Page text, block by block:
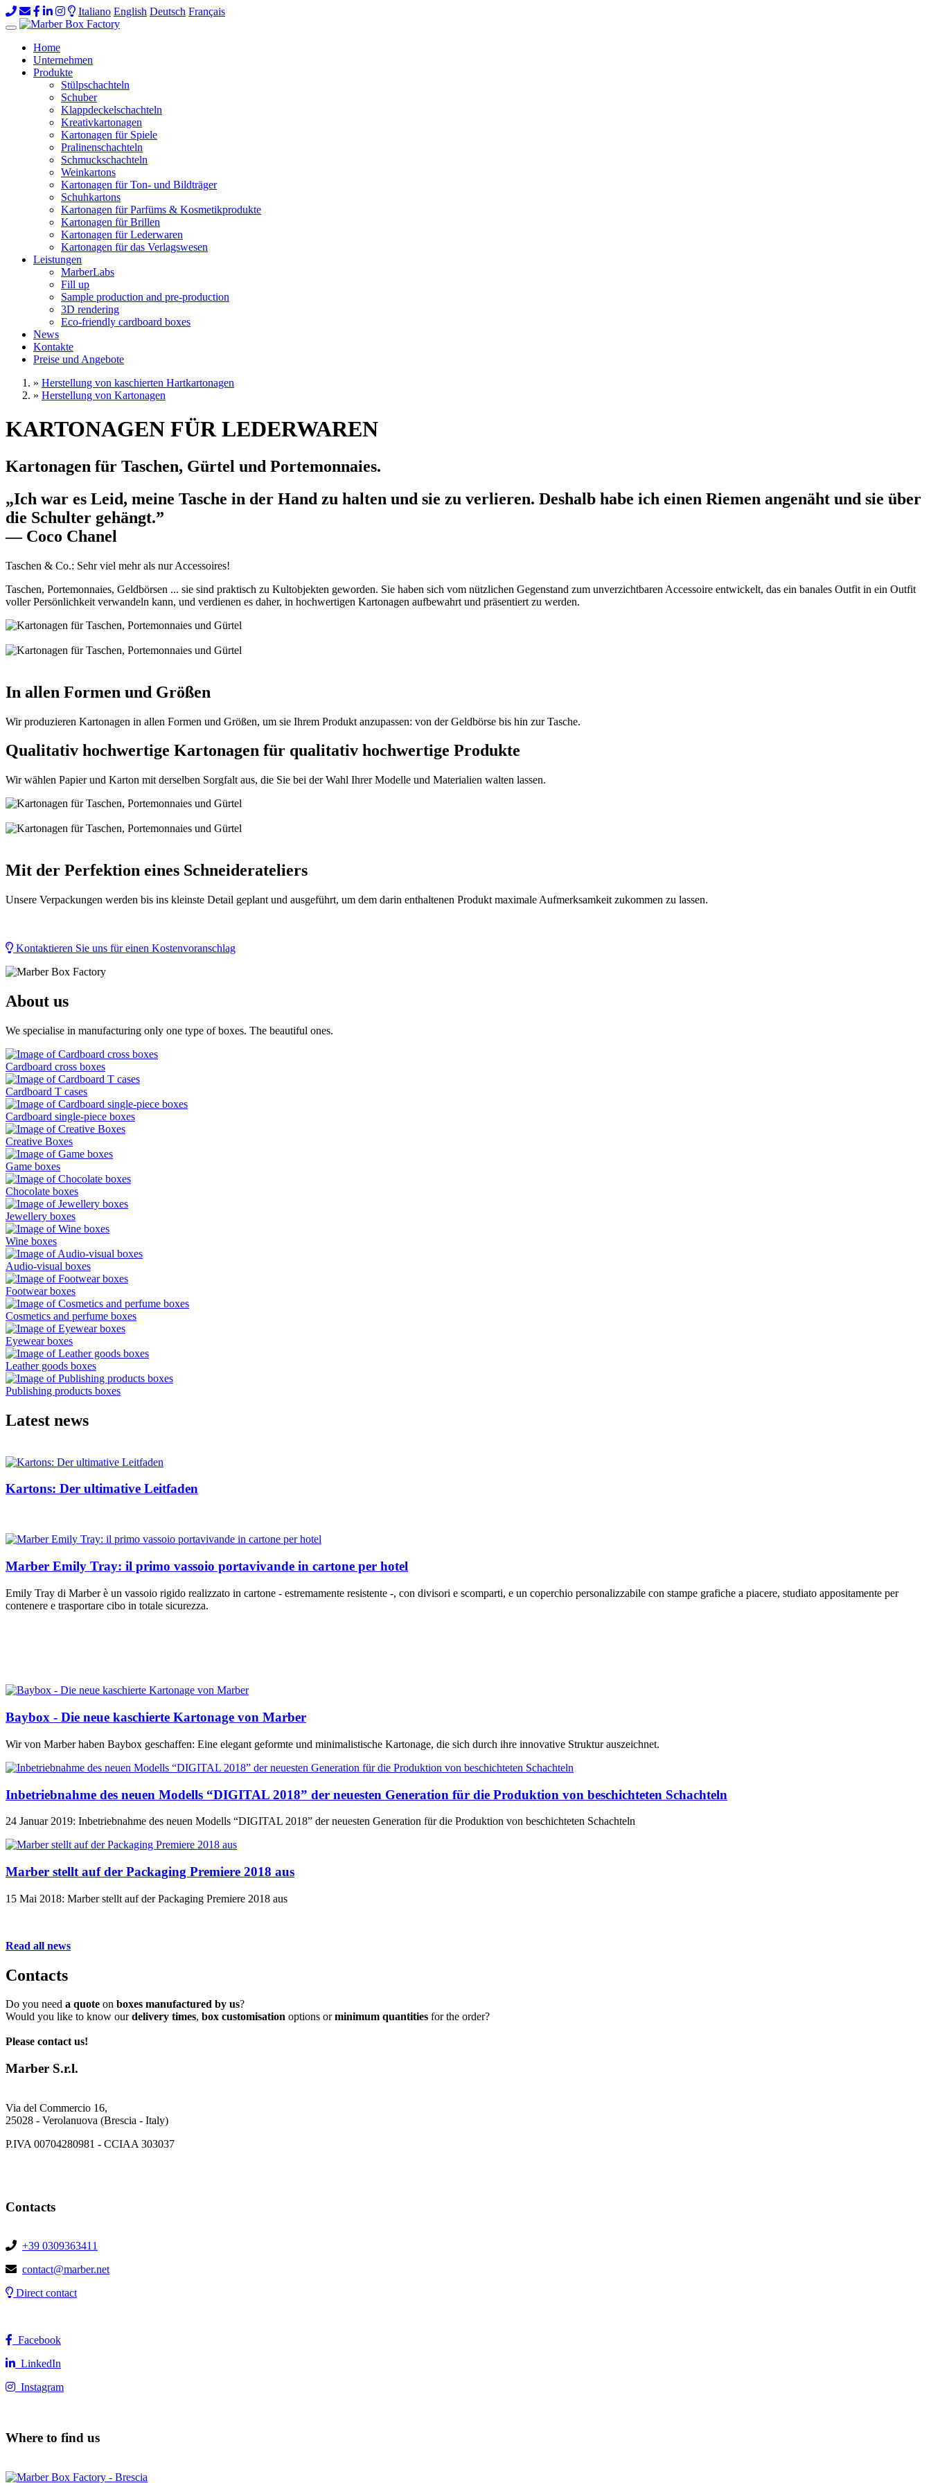
Italiano English Deutsch Français
Toggle
navigationHome
Unternehmen
Produkte
Stülpschachteln
Schuber
Klappdeckelschachteln
Kreativkartonagen
Kartonagen für Spiele
Pralinenschachteln
Schmuckschachteln
Weinkartons
Kartonagen für Ton- und Bildträger
Schuhkartons
Kartonagen für Parfüms & Kosmetikprodukte
Kartonagen für Brillen
Kartonagen für Lederwaren
Kartonagen für das Verlagswesen
Leistungen
MarberLabs
Fill up
Sample production and pre-production
3D rendering
Eco-friendly cardboard boxes
News
Kontakte
Preise und Angebote
» Herstellung von kaschierten Hartkartonagen
» Herstellung von Kartonagen
KARTONAGEN FÜR LEDERWAREN
Kartonagen für Taschen, Gürtel und Portemonnaies.
„Ich war es Leid, meine Tasche in der Hand zu halten und sie zu verlieren. Deshalb habe ich einen Riemen angenäht und sie über
die Schulter gehängt.”
— Coco Chanel
Taschen & Co.: Sehr viel mehr als nur Accessoires!
Taschen, Portemonnaies, Geldbörsen ... sie sind praktisch zu Kultobjekten geworden. Sie haben sich vom nützlichen Gegenstand zum unverzichtbaren Accessoire entwickelt, das ein banales Outfit in ein Outfit
voller Persönlichkeit verwandeln kann, und verdienen es daher, in hochwertigen Kartonagen aufbewahrt und präsentiert zu werden.
In allen Formen und Größen
Wir produzieren Kartonagen in allen Formen und Größen, um sie Ihrem Produkt anzupassen: von der Geldbörse bis hin zur Tasche.
Qualitativ hochwertige Kartonagen für qualitativ hochwertige Produkte
Wir wählen Papier und Karton mit derselben Sorgfalt aus, die Sie bei der Wahl Ihrer Modelle und Materialien walten lassen.
Mit der Perfektion eines Schneiderateliers
Unsere Verpackungen werden bis ins kleinste Detail geplant und ausgeführt, um dem darin enthaltenen Produkt maximale Aufmerksamkeit zukommen zu lassen.
Kontaktieren Sie uns für einen Kostenvoranschlag
About us
We specialise in manufacturing only one type of boxes. The beautiful ones.
Cardboard cross boxes
Cardboard T cases
Cardboard single-piece boxes
Creative Boxes
Game boxes
Chocolate boxes
Jewellery boxes
Wine boxes
Audio-visual boxes
Footwear boxes
Cosmetics and perfume boxes
Eyewear boxes
Leather goods boxes
Publishing products boxes
Latest news
Kartons: Der ultimative Leitfaden
Marber Emily Tray: il primo vassoio portavivande in cartone per hotel
Emily Tray di Marber è un vassoio rigido realizzato in cartone - estremamente resistente -, con divisori e scomparti, e un coperchio personalizzabile con stampe grafiche a piacere, studiato appositamente per
contenere e trasportare cibo in totale sicurezza.
Baybox - Die neue kaschierte Kartonage von Marber
Wir von Marber haben Baybox geschaffen: Eine elegant geformte und minimalistische Kartonage, die sich durch ihre innovative Struktur auszeichnet.
Inbetriebnahme des neuen Modells “DIGITAL 2018” der neuesten Generation für die Produktion von beschichteten Schachteln
24 Januar 2019: Inbetriebnahme des neuen Modells “DIGITAL 2018” der neuesten Generation für die Produktion von beschichteten Schachteln
Marber stellt auf der Packaging Premiere 2018 aus
15 Mai 2018: Marber stellt auf der Packaging Premiere 2018 aus
Read all news
Contacts
Do you need a quote on boxes manufactured by us?
Would you like to know ourdelivery times, box customisation options orminimum quantities for the order?
Please contact us!
Marber S.r.l.
Via del Commercio 16,
25028 - Verolanuova (Brescia - Italy)
P.IVA 00704280981 - CCIAA 303037
Contacts
+39 0309363411
contact@marber.net
Direct contact
Facebook
LinkedIn
Instagram
Where to find us